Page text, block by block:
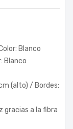
Blanco
Blanco
(alto) / Bordes:
gracias a la fibra